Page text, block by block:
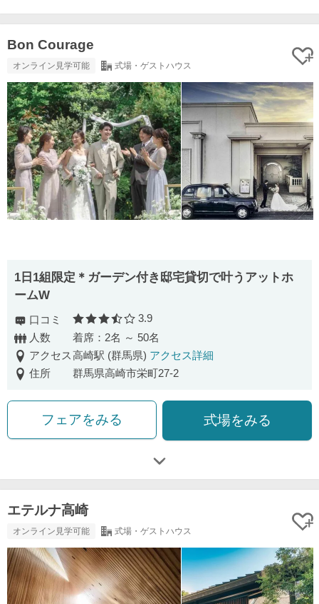
Bon Courage
オンライン見学可能 式場・ゲストハウス
1日1組限定＊ガーデン付き邸宅貸切で叶うアットホ
ームW
口コミ 口コミ評価
3.9
人数
着席：2名 ～ 50名
アクセス高崎駅 (群馬県) アクセス詳細
住所
群馬県高崎市栄町27-2
フェアをみる 式場をみる
エテルナ高崎
オンライン見学可能 式場・ゲストハウス